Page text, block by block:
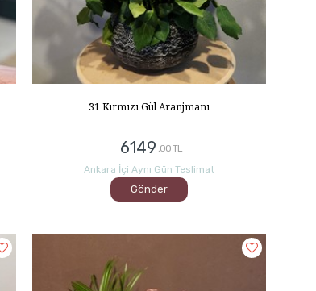
31 Kırmızı Gül Aranjmanı
6149 ,00 TL
Ankara İçi Aynı Gün Teslimat
Gönder